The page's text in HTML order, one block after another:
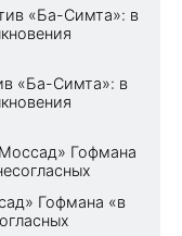
«Ба-Симта»: в
«Ба-Симта»: в
Гофмана
Гофмана «в